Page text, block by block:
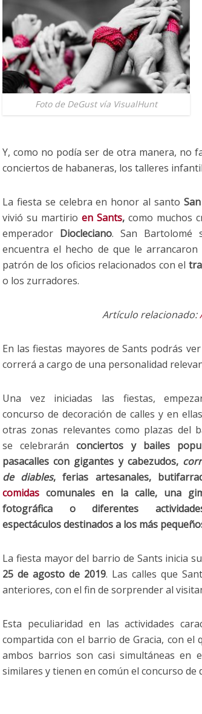
Foto de DeGust vía VisualHunt
Y, como no podía ser de otra manera, no
conciertos de habaneras, los talleres
La fiesta se celebra en honor al santo
vivió su martirio en Sants, como muchos
emperador Diocleciano. San Bartolomé
encuentra el hecho de que le
patrón de los oficios relacionados con el
o los zurradores.
Artículo relacionado:
En las fiestas mayores de Sants podrás
correrá a cargo de una personalidad
Una vez iniciadas las fiestas,
concurso de decoración de calles y en
otras zonas relevantes como plazas del
se celebraránconciertos y bailes
pasacalles con gigantes y cabezudos,
de diables, ferias artesanales,
comidas comunales en la calle, una
fotográfica o diferentes
espectáculos destinados a los más
La fiesta mayor del barrio de Sants inicia
25 de agosto de 2019. Las calles que
anteriores, con el fin de sorprender al
Esta peculiaridad en las actividades
compartida con el barrio de Gracia, con el
ambos barrios son casi simultáneas en
similares y tienen en común el concurso de